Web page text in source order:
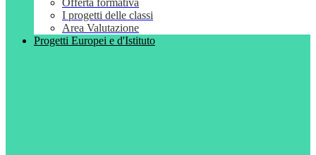
Offerta formativa
I progetti delle classi
Area Valutazione
Progetti Europei e d'Istituto